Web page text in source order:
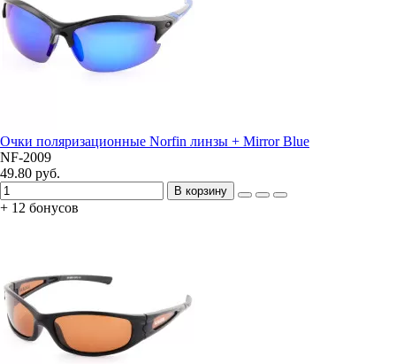
Очки поляризационные Norfin линзы + Mirror Blue
NF-2009
49.80 руб.
В корзину
+ 12 бонусов